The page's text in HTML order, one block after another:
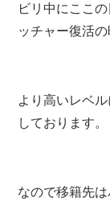
ビリ中にここ
ッチャー復活の
より高いレベ
しております。
なので移籍先